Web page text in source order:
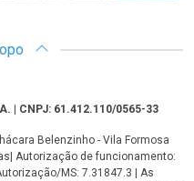
| CNPJ: 61.412.110/0565-33
Belenzinho - Vila Formosa
Autorização de funcionamento:
MS: 7.31847.3 | As